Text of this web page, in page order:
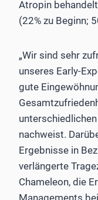
Atropin
(22% zu Beginn;
„Wir sind sehr
unseres Early-
gute
nachweist.
Ergebnisse in
verlängerte
Chameleon, die